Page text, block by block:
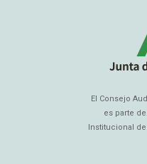
El Consejo
es parte
Institucional